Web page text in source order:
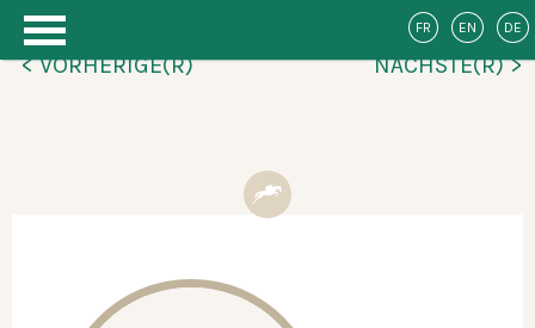
FR EN DE
< VORHERIGE(R) NÄCHSTE(R) >